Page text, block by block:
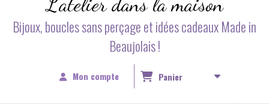
Bijoux, boucles sans perçage et idées cadeaux Made in
Beaujolais !
Mon compte Panier